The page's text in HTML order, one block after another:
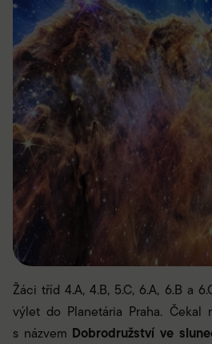
Žáci tříd 4.A, 4.B, 5.C, 6.A, 6.B a
výlet do Planetária Praha. Čekal
s názvem Dobrodružství ve